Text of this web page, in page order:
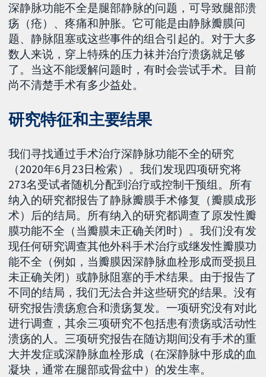
深静脉功能不全是腿部静脉的问题，可导致腿部溃
疡（疮）、疼痛和肿胀。它可能是由静脉瓣膜问
题、静脉阻塞或这些事件的组合引起的。对于大多
数人来说，穿上特殊的压力袜并治疗溃疡就足够
了。当这不能缓解问题时，有时会尝试手术。目前
尚不清楚手术有多少益处。
研究特征和主要结果
我们寻找通过手术治疗深静脉功能不全的研究
（2020年6月23日检索）。我们发现四项研究将
273名受试者随机分配到治疗或控制干预组。所有
纳入的研究都报告了静脉瓣膜手术修复（瓣膜成形
术）后的结局。所有纳入的研究都调查了原发性瓣
膜功能不全（当瓣膜未正确关闭时）。我们没有发
现任何研究调查其他外科手术治疗或继发性瓣膜功
能不全（例如，当瓣膜因深静脉血栓形成而受损且
未正确关闭）或静脉阻塞的手术结果。由于报告了
不同的结局，我们无法合并这些研究的结果。没有
研究报告溃疡愈合和溃疡复发。一项研究没有对此
进行调查，其余三项研究不包括患有溃疡或活动性
溃疡的人。三项研究报告在随访期间没有手术的重
大并发症或深静脉血栓形成（在深静脉中形成的血
凝块，通常在腿部或骨盆中）的发生率。